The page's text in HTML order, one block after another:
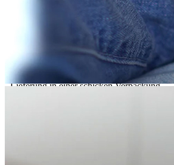
- Duftkerze mit 100% Naturwachs
- Veredelt von Hand in der Voswald-Werkstatt
- Böhmisches Porzellan
- Illustration von Luise von Voswald
- Lieferung in einer schicken Verpackung